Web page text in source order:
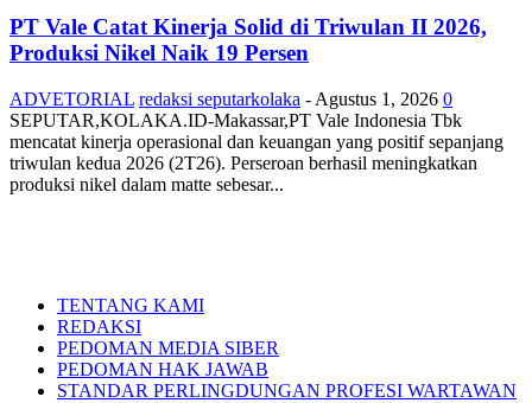
PT Vale Catat Kinerja Solid di Triwulan II 2026,
Produksi Nikel Naik 19 Persen
ADVETORIAL redaksi seputarkolaka - Agustus 1, 2026 0
SEPUTAR,KOLAKA.ID-Makassar,PT Vale Indonesia Tbk
mencatat kinerja operasional dan keuangan yang positif sepanjang
triwulan kedua 2026 (2T26). Perseroan berhasil meningkatkan
produksi nikel dalam matte sebesar...
TENTANG KAMI
REDAKSI
PEDOMAN MEDIA SIBER
PEDOMAN HAK JAWAB
STANDAR PERLINGDUNGAN PROFESI WARTAWAN